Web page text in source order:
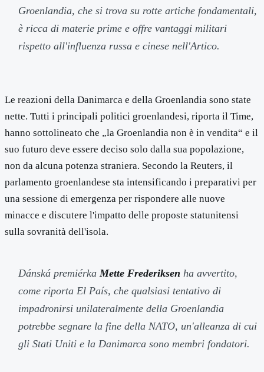
Groenlandia, che si trova su rotte artiche fondamentali,
è ricca di materie prime e offre vantaggi militari
rispetto all'influenza russa e cinese nell'Artico.
Le reazioni della Danimarca e della Groenlandia sono state
nette. Tutti i principali politici groenlandesi, riporta il Time,
hanno sottolineato che „la Groenlandia non è in vendita“ e il
suo futuro deve essere deciso solo dalla sua popolazione,
non da alcuna potenza straniera. Secondo la Reuters, il
parlamento groenlandese sta intensificando i preparativi per
una sessione di emergenza per rispondere alle nuove
minacce e discutere l'impatto delle proposte statunitensi
sulla sovranità dell'isola.
Dánská premiérka Mette Frederiksen ha avvertito,
come riporta El País, che qualsiasi tentativo di
impadronirsi unilateralmente della Groenlandia
potrebbe segnare la fine della NATO, un'alleanza di cui
gli Stati Uniti e la Danimarca sono membri fondatori.